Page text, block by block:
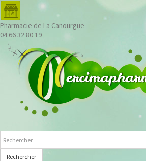
Pharmacie de La Canourgue
04 66 32 80 19
Rechercher